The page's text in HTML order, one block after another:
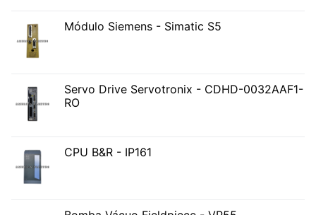
Módulo Siemens - Simatic S5
Servo Drive Servotronix - CDHD-0032AAF1-
RO
CPU B&R - IP161